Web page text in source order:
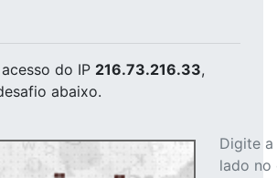
do IP 216.73.216.33,
abaixo.
Digite
lado no